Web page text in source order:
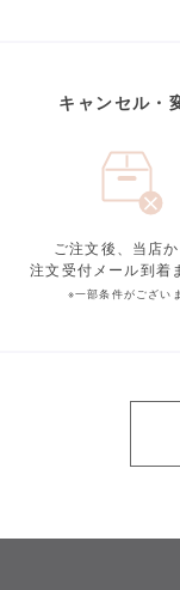
キャンセル・
ご注文後、当店
注文受付メール到着
※一部条件がござい